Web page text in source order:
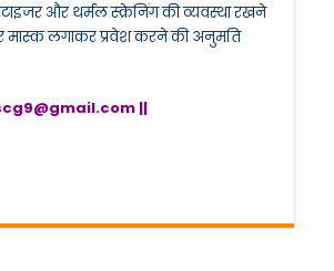
और थर्मल स्क्रेनिंग की व्यवस्था रखने
मास्क लगाकर प्रवेश करने की अनुमति
||